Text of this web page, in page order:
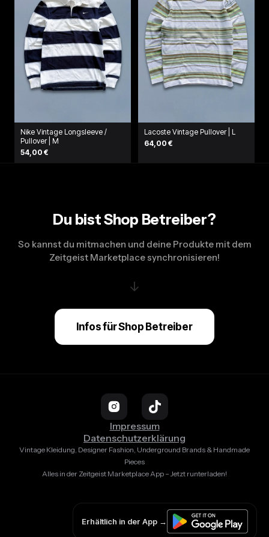
Nike Vintage Longsleeve /
Pullover | M
54,00 €
Lacoste Vintage Pullover | L
64,00 €
Du bist Shop Betreiber?
So kannst du mitmachen und deine Produkte mit dem
Zeitgeist Marketplace synchronisieren!
↓
Infos für Shop Betreiber
Impressum
Datenschutzerklärung
Vintage Kleidung, Designer Fashion, Underground Brands & Handmade
Pieces
Alles in der Zeitgeist Marketplace App – Jetzt runterladen!
Erhältlich in der App →